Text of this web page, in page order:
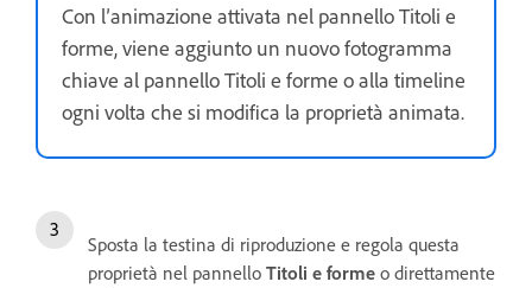
Con l’animazione attivata nel pannello Titoli e
forme, viene aggiunto un nuovo fotogramma
chiave al pannello Titoli e forme o alla timeline
ogni volta che si modifica la proprietà animata.
Sposta la testina di riproduzione e regola questa
proprietà nel pannello Titoli e forme o direttamente